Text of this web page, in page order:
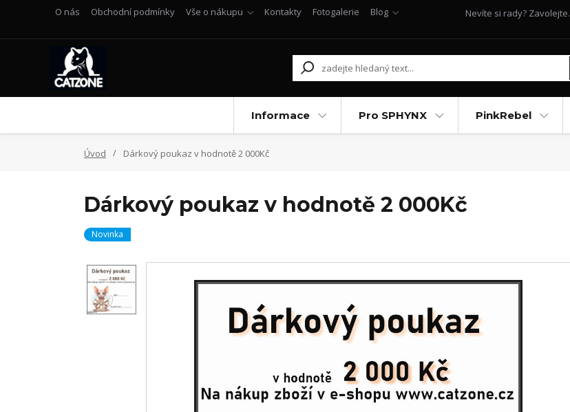
O nás Obchodní podmínky Vše o nákupu Kontakty Fotogalerie Blog Nevíte si rady? Zavolejte.
Informace Pro SPHYNX PinkRebel
Úvod Dárkový poukaz v hodnotě 2 000Kč
Dárkový poukaz v hodnotě 2 000Kč
Novinka